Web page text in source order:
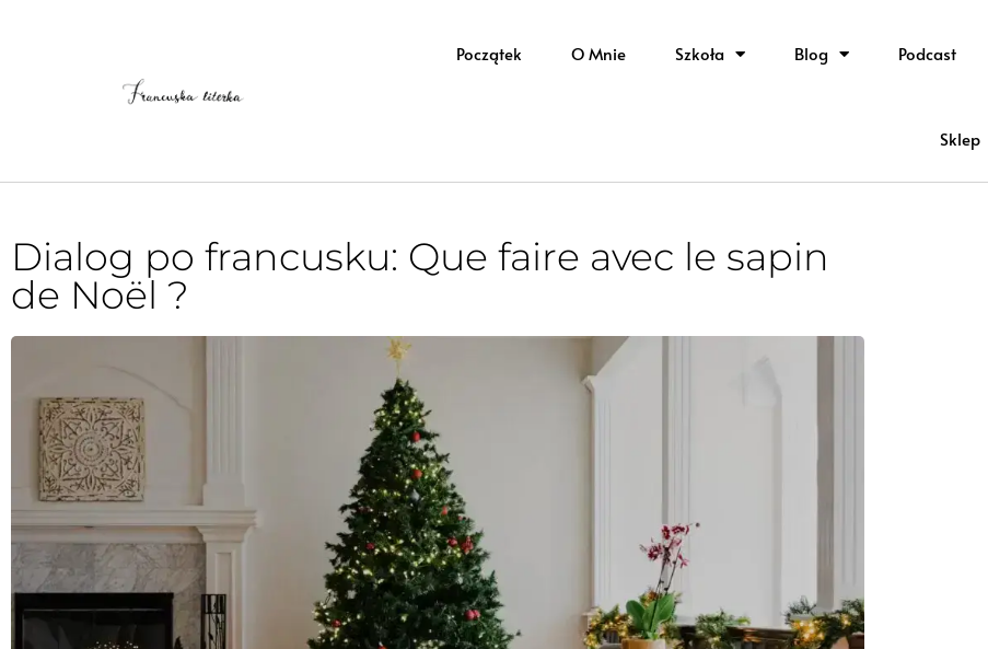
Początek O Mnie Szkoła Blog Podcast
Sklep
Dialog po francusku: Que faire avec le sapin
de Noël ?